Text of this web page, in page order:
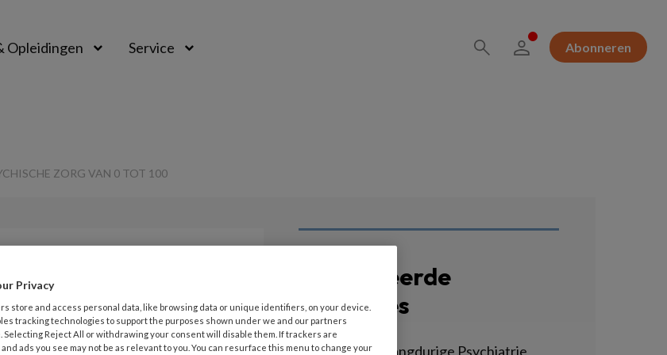
Opleidingen Service Abonneren
ZORG VAN 0 TOT 100
Gerelateerde
vacatures
GGZ-Agoog - Langdurige Psychiatrie
Privacy
store and access personal data, like browsing data or unique identifiers, on your device.
tracking technologies to support the purposes shown under we and our partners
Selecting Reject All or withdrawing your consent will disable them. If trackers are
ads you see may not be as relevant to you. You can resurface this menu to change your